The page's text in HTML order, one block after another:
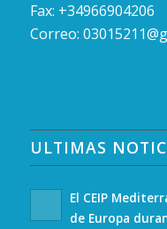
Fax: +34966904206
Correo:
ULTIMAS
El CEIP
de Europa